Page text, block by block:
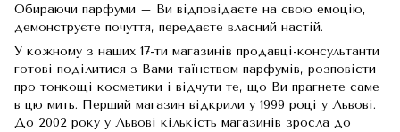
Обираючи парфуми – Ви відповідаєте на свою емоцію,
демонструєте почуття, передаєте власний настій.
У кожному з наших 17-ти магазинів продавці-консультанти
готові поділитися з Вами таїнством парфумів, розповісти
про тонкощі косметики і відчути те, що Ви прагнете саме
в цю мить. Перший магазин відкрили у 1999 році у Львові.
До 2002 року у Львові кількість магазинів зросла до